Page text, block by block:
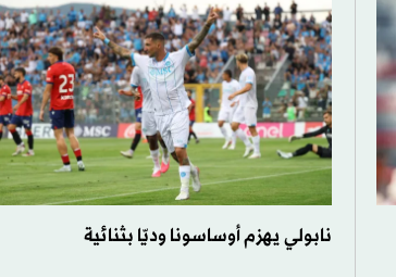
نابولي يهزم أوساسونا وديّا بثنائية